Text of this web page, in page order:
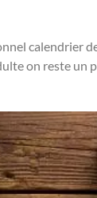
calendrier
on reste un